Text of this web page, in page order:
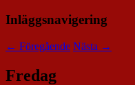
Inläggsnavigering
← Föregående Nästa →
Fredag